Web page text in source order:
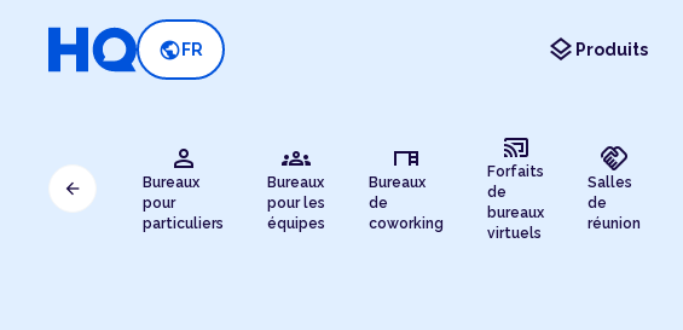
public FR layers Produits
person
Bureaux
pour
particuliers
groups
Bureaux
pour les
équipes
desk
Bureaux
de
coworking
cast_connected
Forfaits
de
bureaux
virtuels
handshake
Salles
de
réunion
arrow_back